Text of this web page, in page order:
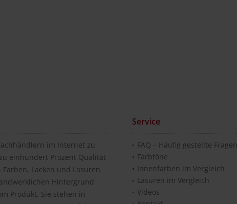
im Internet zu
einhundert Prozent Qualität
Lacken und Lasuren
Hintergrund
Produkt. Sie stehen in
Service
FAQ – Häufig gestellte Fragen
Farbtöne
Innenfarben im Vergleich
Lasuren im Vergleich
Videos